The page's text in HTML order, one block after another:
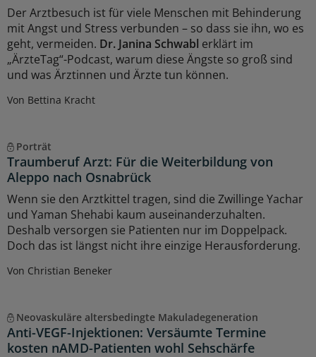
Der Arztbesuch ist für viele Menschen mit Behinderung
mit Angst und Stress verbunden – so dass sie ihn, wo es
geht, vermeiden. Dr. Janina Schwabl erklärt im
„ÄrzteTag“-Podcast, warum diese Ängste so groß sind
und was Ärztinnen und Ärzte tun können.
Von Bettina Kracht
Porträt
Traumberuf Arzt: Für die Weiterbildung von
Aleppo nach Osnabrück
Wenn sie den Arztkittel tragen, sind die Zwillinge Yachar
und Yaman Shehabi kaum auseinanderzuhalten.
Deshalb versorgen sie Patienten nur im Doppelpack.
Doch das ist längst nicht ihre einzige Herausforderung.
Von Christian Beneker
Neovaskuläre altersbedingte Makuladegeneration
Anti-VEGF-Injektionen: Versäumte Termine
kosten nAMD-Patienten wohl Sehschärfe